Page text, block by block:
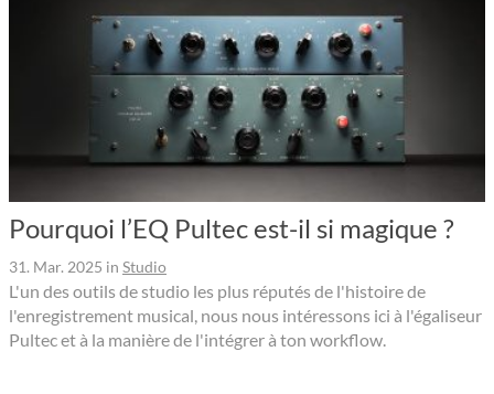
Pourquoi l’EQ Pultec est-il si magique ?
31. Mar. 2025 in Studio
L'un des outils de studio les plus réputés de l'histoire de
l'enregistrement musical, nous nous intéressons ici à l'égaliseur
Pultec et à la manière de l'intégrer à ton workflow.